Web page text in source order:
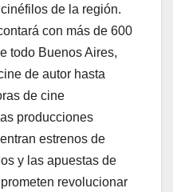
de la región.
con más de 600
todo Buenos Aires,
de autor hasta
de cine
producciones
estrenos de
y las apuestas de
revolucionar